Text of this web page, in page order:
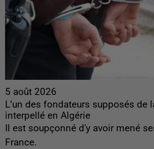
5 août 2026
L’un des fondateurs supposés de
interpellé en Algérie
Il est soupçonné d'y avoir mené
France.